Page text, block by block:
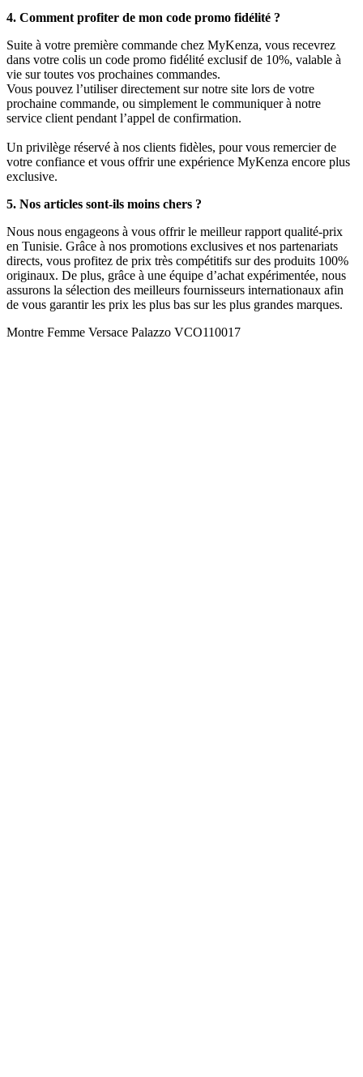
4. Comment profiter de mon code promo fidélité ?
Suite à votre première commande chez MyKenza, vous recevrez
dans votre colis un code promo fidélité exclusif de 10%, valable à
vie sur toutes vos prochaines commandes.
Vous pouvez l’utiliser directement sur notre site lors de votre
prochaine commande, ou simplement le communiquer à notre
service client pendant l’appel de confirmation.
Un privilège réservé à nos clients fidèles, pour vous remercier de
votre confiance et vous offrir une expérience MyKenza encore plus
exclusive.
5. Nos articles sont-ils moins chers ?
Nous nous engageons à vous offrir le meilleur rapport qualité-prix
en Tunisie. Grâce à nos promotions exclusives et nos partenariats
directs, vous profitez de prix très compétitifs sur des produits 100%
originaux. De plus, grâce à une équipe d’achat expérimentée, nous
assurons la sélection des meilleurs fournisseurs internationaux afin
de vous garantir les prix les plus bas sur les plus grandes marques.
Montre Femme Versace Palazzo VCO110017